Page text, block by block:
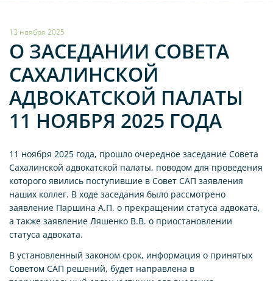
13 ноября 2025
О ЗАСЕДАНИИ СОВЕТА
САХАЛИНСКОЙ
АДВОКАТСКОЙ ПАЛАТЫ
11 НОЯБРЯ 2025 ГОДА
11 ноября 2025 года, прошло очередное заседание Совета
Сахалинской адвокатской палаты, поводом для проведения
которого явились поступившие в Совет САП заявления
наших коллег. В ходе заседания было рассмотрено
заявление Паршина А.П. о прекращении статуса адвоката,
а также заявление Ляшенко В.В. о приостановлении
статуса адвоката.
В установленный законом срок, информация о принятых
Советом САП решений, будет направлена в